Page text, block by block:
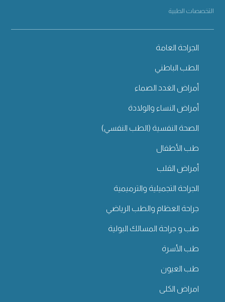
التخصصات الطبية
الجراحة العامة
الطب الباطني
أمراض الغدد الصماء
أمراض النساء والولادة
الصحة النفسية (الطب النفسي)
طب الأطفال
أمراض القلب
الجراحة التجميلية والترميمية
جراحة العظام والطب الرياضي
طب و جراحة المسالك البولية
طب الأسرة
طب العيون
امراض الكلى